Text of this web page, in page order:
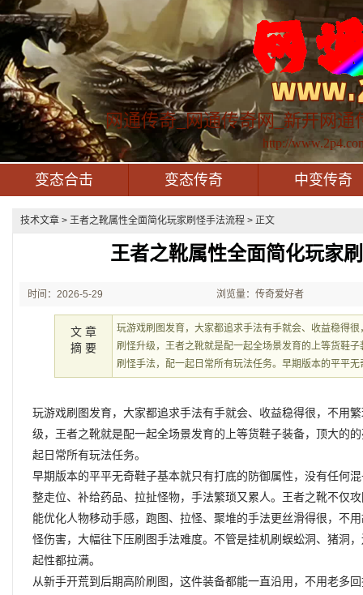
网通传奇_网通传奇网_新开网通
http://
变态合击 变态传奇 中变传奇
技术文章 > 王者之靴属性全面简化玩家刷怪手法流程 > 正文
王者之靴属性全面简化玩家
时间：2026-5-29
21:49:05
浏览量：传奇爱好者
文 章
摘 要
玩游戏刷图发育，大家都追求手法有手就会、收益稳得
刷怪升级，王者之靴就是配一起全场景发育的上等货鞋
刷怪手法，配一起日常所有玩法任务。早期版本的平平无
玩游戏刷图发育，大家都追求手法有手就会、收益稳得很，不用
级，王者之靴就是配一起全场景发育的上等货鞋子装备，顶大的
起日常所有玩法任务。
早期版本的平平无奇鞋子基本就只有打底的防御属性，没有任何
整走位、补给药品、拉扯怪物，手法繁琐又累人。王者之靴不仅
能优化人物移动手感，跑图、拉怪、聚堆的手法更丝滑得很，不
怪伤害，大幅往下压刷图手法难度。不管是挂机刷蜈蚣洞、猪洞
起性都拉满。
从新手开荒到后期高阶刷图，这件装备都能一直沿用，不用老多